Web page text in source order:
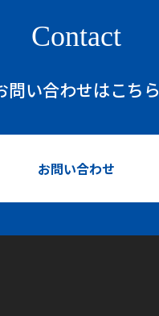
Contact
問い合わせはこちら
お問い合わせ